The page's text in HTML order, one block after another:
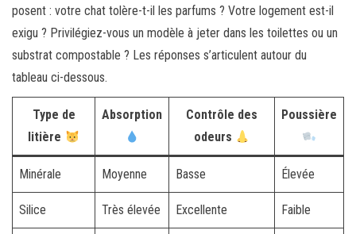
posent : votre chat tolère-t-il les parfums ? Votre logement est-il
exigu ? Privilégiez-vous un modèle à jeter dans les toilettes ou un
substrat compostable ? Les réponses s’articulent autour du
tableau ci-dessous.
Type de
litière
Absorption
Contrôle des
odeurs
Poussière
Minérale Moyenne Basse Élevée
Silice Très élevée Excellente Faible